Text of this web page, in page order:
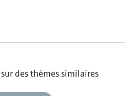
des thèmes similaires